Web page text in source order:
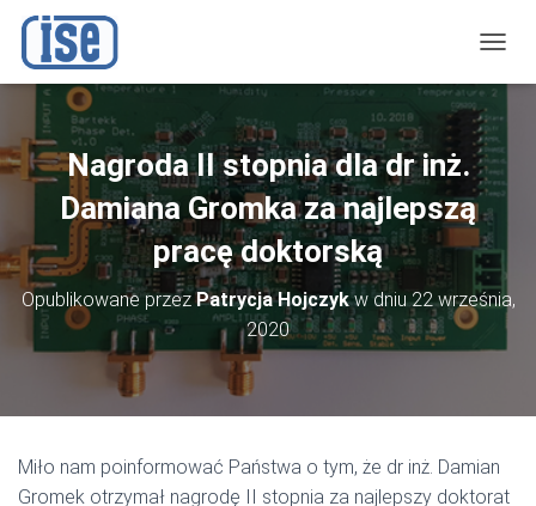
R
E
Ł
Ą
C
Z
N
A
W
I
A
Nagroda II stopnia dla dr inż.
Damiana Gromka za najlepszą
pracę doktorską
Opublikowane przezPatrycja Hojczykw dniu22 września,
2020
Miło nam poinformować Państwa o tym, że dr inż. Damian
Gromek otrzymał nagrodę II stopnia za najlepszy doktorat